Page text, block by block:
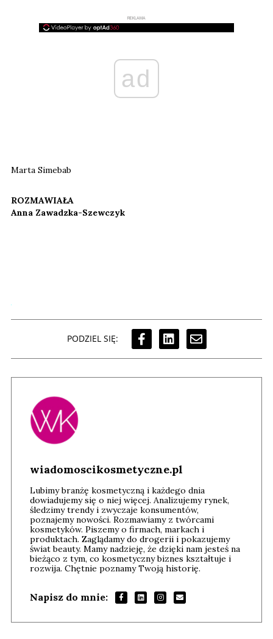
REKLAMA
ad
Marta Simebab
ROZMAWIAŁA
Anna Zawadzka-Szewczyk
PODZIEL SIĘ:
wiadomoscikosmetyczne.pl
Lubimy branżę kosmetyczną i każdego dnia
dowiadujemy się o niej więcej. Analizujemy rynek,
śledzimy trendy i zwyczaje konsumentów,
poznajemy nowości. Rozmawiamy z twórcami
kosmetyków. Piszemy o firmach, markach i
produktach. Zaglądamy do drogerii i pokazujemy
świat beauty. Mamy nadzieję, że dzięki nam jesteś na
bieżąco z tym, co kosmetyczny biznes kształtuje i
rozwija. Chętnie poznamy Twoją historię.
Napisz do mnie: